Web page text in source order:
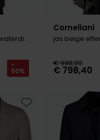
jas donkerblauw waterdicht
-
50%
Corneliani
jas beige
€ 998,00
€ 798,40
Toevoegen aan